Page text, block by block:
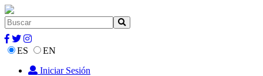
ES
EN
Iniciar Sesión